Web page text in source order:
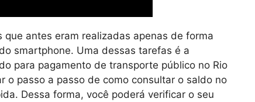
antes eram realizadas apenas de forma
smartphone. Uma dessas tarefas é a
para pagamento de transporte público no Rio
o passo a passo de como consultar o saldo no
Dessa forma, você poderá verificar o seu